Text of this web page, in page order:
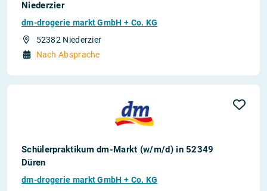
Niederzier
dm-drogerie markt GmbH + Co. KG
52382 Niederzier
Nach Absprache
Schülerpraktikum dm-Markt (w/m/d) in 52349
Düren
dm-drogerie markt GmbH + Co. KG